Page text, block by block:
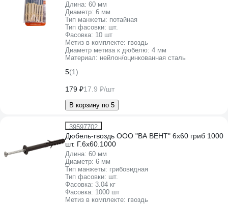
Длина: 60 мм
Диаметр: 6 мм
Тип манжеты: потайная
Тип фасовки: шт.
Фасовка: 10 шт
Метиз в комплекте: гвоздь
Диаметр метиза к дюбелю: 4 мм
Материал: нейлон/оцинкованная сталь
5(1)
179 ₽17.9 ₽/шт
В корзину по 5
39597702
Дюбель-гвоздь ООО "ВА ВЕНТ" 6x60 гриб 1000
шт. Г.6х60.1000
Длина: 60 мм
Диаметр: 6 мм
Тип манжеты: грибовидная
Тип фасовки: шт.
Фасовка: 3.04 кг
Фасовка: 1000 шт
Метиз в комплекте: гвоздь